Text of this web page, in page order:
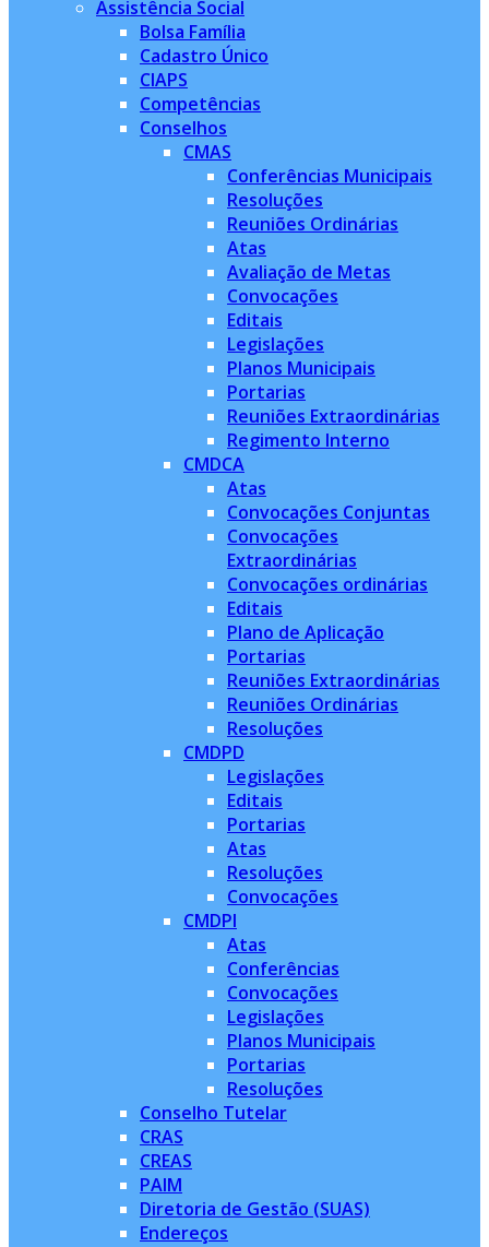
Assistência Social
Bolsa Família
Cadastro Único
CIAPS
Competências
Conselhos
CMAS
Conferências Municipais
Resoluções
Reuniões Ordinárias
Atas
Avaliação de Metas
Convocações
Editais
Legislações
Planos Municipais
Portarias
Reuniões Extraordinárias
Regimento Interno
CMDCA
Atas
Convocações Conjuntas
Convocações
Extraordinárias
Convocações ordinárias
Editais
Plano de Aplicação
Portarias
Reuniões Extraordinárias
Reuniões Ordinárias
Resoluções
CMDPD
Legislações
Editais
Portarias
Atas
Resoluções
Convocações
CMDPI
Atas
Conferências
Convocações
Legislações
Planos Municipais
Portarias
Resoluções
Conselho Tutelar
CRAS
CREAS
PAIM
Diretoria de Gestão (SUAS)
Endereços